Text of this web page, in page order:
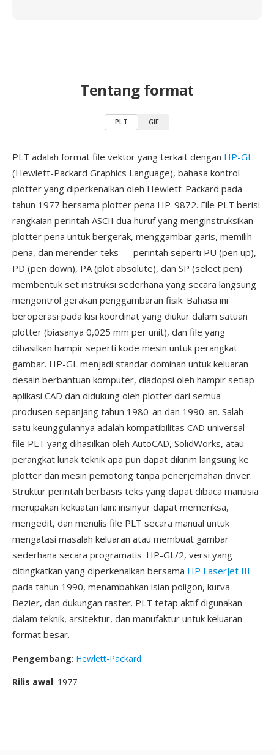
Tentang format
PLT GIF
PLT adalah format file vektor yang terkait dengan HP-GL
(Hewlett-Packard Graphics Language), bahasa kontrol
plotter yang diperkenalkan oleh Hewlett-Packard pada
tahun 1977 bersama plotter pena HP-9872. File PLT berisi
rangkaian perintah ASCII dua huruf yang menginstruksikan
plotter pena untuk bergerak, menggambar garis, memilih
pena, dan merender teks — perintah seperti PU (pen up),
PD (pen down), PA (plot absolute), dan SP (select pen)
membentuk set instruksi sederhana yang secara langsung
mengontrol gerakan penggambaran fisik. Bahasa ini
beroperasi pada kisi koordinat yang diukur dalam satuan
plotter (biasanya 0,025 mm per unit), dan file yang
dihasilkan hampir seperti kode mesin untuk perangkat
gambar. HP-GL menjadi standar dominan untuk keluaran
desain berbantuan komputer, diadopsi oleh hampir setiap
aplikasi CAD dan didukung oleh plotter dari semua
produsen sepanjang tahun 1980-an dan 1990-an. Salah
satu keunggulannya adalah kompatibilitas CAD universal —
file PLT yang dihasilkan oleh AutoCAD, SolidWorks, atau
perangkat lunak teknik apa pun dapat dikirim langsung ke
plotter dan mesin pemotong tanpa penerjemahan driver.
Struktur perintah berbasis teks yang dapat dibaca manusia
merupakan kekuatan lain: insinyur dapat memeriksa,
mengedit, dan menulis file PLT secara manual untuk
mengatasi masalah keluaran atau membuat gambar
sederhana secara programatis. HP-GL/2, versi yang
ditingkatkan yang diperkenalkan bersama HP LaserJet III
pada tahun 1990, menambahkan isian poligon, kurva
Bezier, dan dukungan raster. PLT tetap aktif digunakan
dalam teknik, arsitektur, dan manufaktur untuk keluaran
format besar.
Pengembang: Hewlett-Packard
Rilis awal: 1977